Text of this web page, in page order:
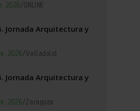
2026/ONLINE
Jornada Arquitectura y
2026/Valladolid
Jornada Arquitectura y
2026/Zaragoza